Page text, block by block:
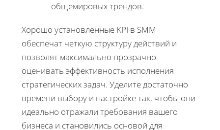
общемировых трендов.
Хорошо установленные KPI в SMM
обеспечат четкую структуру действий и
позволят максимально прозрачно
оценивать эффективность исполнения
стратегических задач. Уделите достаточно
времени выбору и настройке так, чтобы они
идеально отражали требования вашего
бизнеса и становились основой для